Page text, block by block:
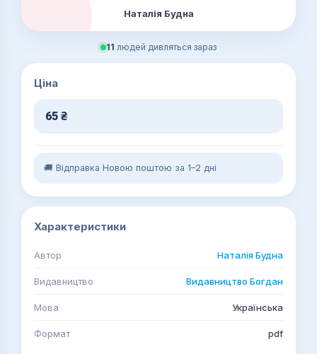
Наталія Будна
11 людей дивляться зараз
Ціна
65 ₴
🚚 Відправка Новою поштою за 1–2 дні
Характеристики
Автор Наталія Будна
Видавництво Видавництво Богдан
Мова Українська
Формат pdf